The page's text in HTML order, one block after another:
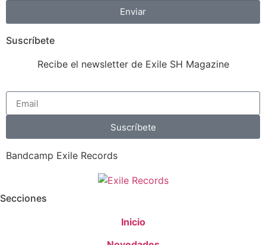
Enviar
Suscríbete
Recibe el newsletter de Exile SH Magazine
Suscríbete
Bandcamp Exile Records
Secciones
Inicio